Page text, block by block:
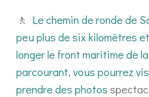
🚶 Le chemin de ronde de
peu plus de six kilomètres
longer le front maritime de
parcourant, vous pourrez
prendre des photos